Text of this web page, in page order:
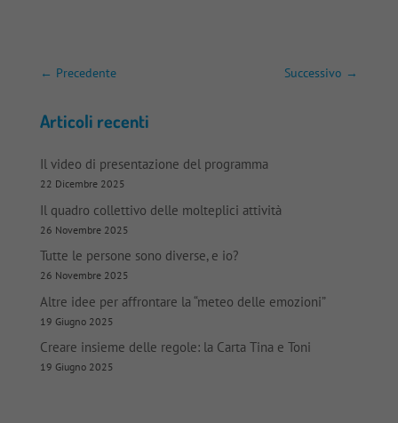
← Precedente Successivo →
Articoli recenti
Il video di presentazione del programma
22 Dicembre 2025
Il quadro collettivo delle molteplici attività
26 Novembre 2025
Tutte le persone sono diverse, e io?
26 Novembre 2025
Altre idee per affrontare la “meteo delle emozioni”
19 Giugno 2025
Creare insieme delle regole: la Carta Tina e Toni
19 Giugno 2025